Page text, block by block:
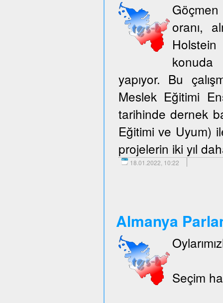
oranı,
konuda
yapıyor. Bu
Meslek Eğitimi
tarihinde dernek
Eğitimi ve Uyum)
projelerin iki yıl
18.01.2022, 10:22
Almanya
Seçim